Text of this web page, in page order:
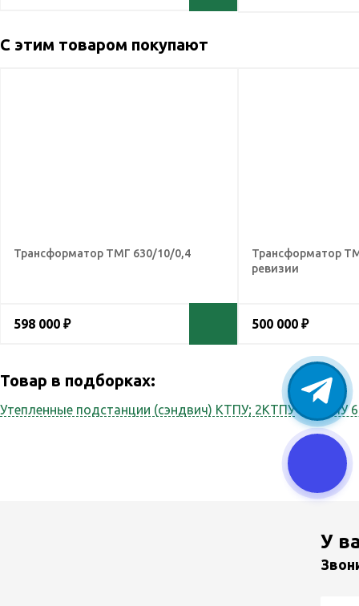
С этим товаром покупают
Трансформатор ТМГ 630/10/0,4
598 000 ₽
Трансформатор
ревизии
500 000 ₽
Товар в подборках:
Утепленные подстанции (сэндвич) КТПУ; 2КТПУ КТПНУ
У